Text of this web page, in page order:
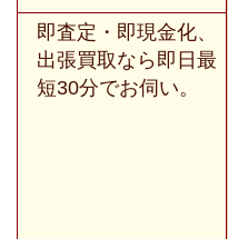
即査定・即現金化、
出張買取なら即日最
短30分でお伺い。